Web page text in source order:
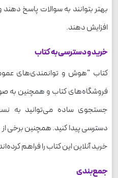
بهتر بتوانند به سوالات پاسخ
افزایش دهند.
خرید و دسترسی به کتاب
کتاب "هوش و توانمندی‌های
فروشگاه‌های کتاب و همچنین به
جستجوی ساده می‌توانید به
دسترسی پیدا کنید. همچنین برخی از
خرید آنلاین این کتاب را فراهم
جمع‌بندی